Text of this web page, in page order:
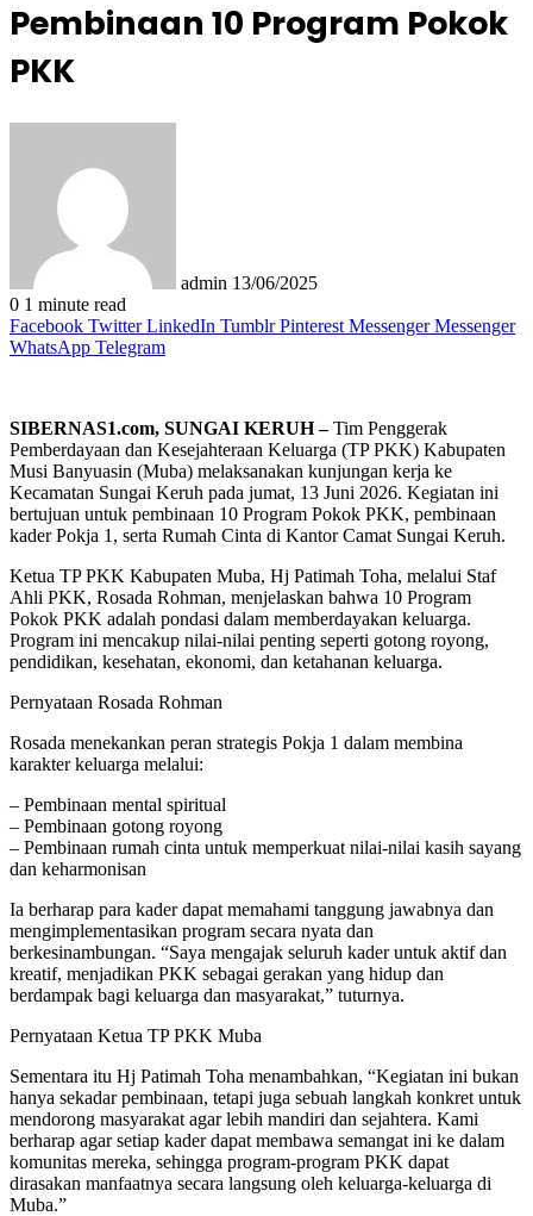
Pembinaan 10 Program Pokok
PKK
admin 13/06/2025
0 1 minute read
Facebook Twitter LinkedIn Tumblr Pinterest Messenger Messenger
WhatsApp Telegram
SIBERNAS1.com, SUNGAI KERUH –Tim Penggerak
Pemberdayaan dan Kesejahteraan Keluarga (TP PKK) Kabupaten
Musi Banyuasin (Muba) melaksanakan kunjungan kerja ke
Kecamatan Sungai Keruh pada jumat, 13 Juni 2026. Kegiatan ini
bertujuan untuk pembinaan 10 Program Pokok PKK, pembinaan
kader Pokja 1, serta Rumah Cinta di Kantor Camat Sungai Keruh.
Ketua TP PKK Kabupaten Muba, Hj Patimah Toha, melalui Staf
Ahli PKK, Rosada Rohman, menjelaskan bahwa 10 Program
Pokok PKK adalah pondasi dalam memberdayakan keluarga.
Program ini mencakup nilai-nilai penting seperti gotong royong,
pendidikan, kesehatan, ekonomi, dan ketahanan keluarga.
Pernyataan Rosada Rohman
Rosada menekankan peran strategis Pokja 1 dalam membina
karakter keluarga melalui:
– Pembinaan mental spiritual
– Pembinaan gotong royong
– Pembinaan rumah cinta untuk memperkuat nilai-nilai kasih sayang
dan keharmonisan
Ia berharap para kader dapat memahami tanggung jawabnya dan
mengimplementasikan program secara nyata dan
berkesinambungan. “Saya mengajak seluruh kader untuk aktif dan
kreatif, menjadikan PKK sebagai gerakan yang hidup dan
berdampak bagi keluarga dan masyarakat,” tuturnya.
Pernyataan Ketua TP PKK Muba
Sementara itu Hj Patimah Toha menambahkan, “Kegiatan ini bukan
hanya sekadar pembinaan, tetapi juga sebuah langkah konkret untuk
mendorong masyarakat agar lebih mandiri dan sejahtera. Kami
berharap agar setiap kader dapat membawa semangat ini ke dalam
komunitas mereka, sehingga program-program PKK dapat
dirasakan manfaatnya secara langsung oleh keluarga-keluarga di
Muba.”